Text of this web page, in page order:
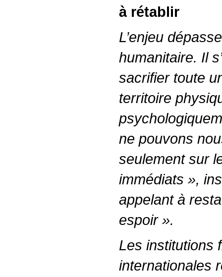
à rétablir
L’enjeu
humanitaire. Il
sacrifier toute
territoire
ne pouvons
seulement sur
immédiats »,
appelant à
espoir ».
Les institutions
internationales